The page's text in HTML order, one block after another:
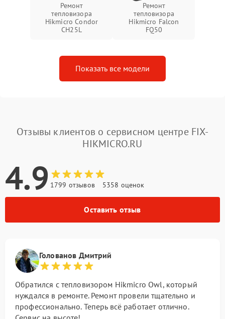
Ремонт
тепловизора
Hikmicro Condor
CH25L
Ремонт
тепловизора
Hikmicro Falcon
FQ50
Показать все модели
Отзывы клиентов о сервисном центре FIX-
HIKMICRO.RU
4.9 1799 отзывов 5358 оценок
Оставить отзыв
Голованов Дмитрий
Обратился с тепловизором Hikmicro Owl, который
нуждался в ремонте. Ремонт провели тщательно и
профессионально. Теперь всё работает отлично.